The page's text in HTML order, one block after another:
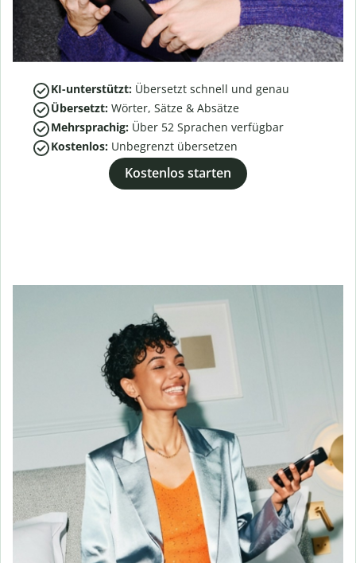
KI-unterstützt: Übersetzt schnell und genau
Übersetzt: Wörter, Sätze & Absätze
Mehrsprachig: Über 52 Sprachen verfügbar
Kostenlos: Unbegrenzt übersetzen
Kostenlos starten